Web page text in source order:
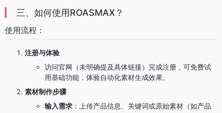
三、如何使用ROASMAX？
使用流程：
注册与体验
访问官网（未明确提及具体链接）完成注册，可免费试
用基础功能，体验自动化素材生成效果。
素材制作步骤
输入需求 ：上传产品信息、关键词或原始素材（如产品